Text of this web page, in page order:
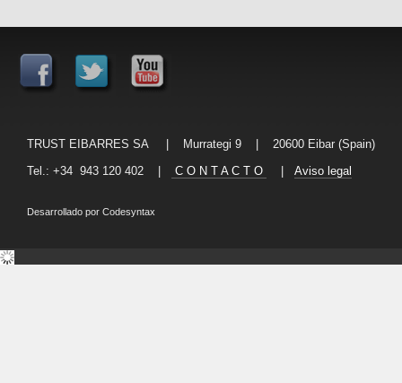
TRUST EIBARRES SA | Murrategi 9 | 20600 Eibar (Spain)
Tel.: +34 943 120 402 |
C O N T A C T O Aviso legal
Desarrollado por Codesyntax